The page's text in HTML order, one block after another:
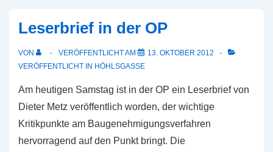
Leserbrief in der OP
VON VERÖFFENTLICHT AM
13. OKTOBER 2012
VERÖFFENTLICHT IN HÖHLSGASSE
Am heutigen Samstag ist in der OP ein Leserbrief von
Dieter Metz veröffentlich worden, der wichtige
Kritikpunkte am Baugenehmigungsverfahren
hervorragend auf den Punkt bringt. Die